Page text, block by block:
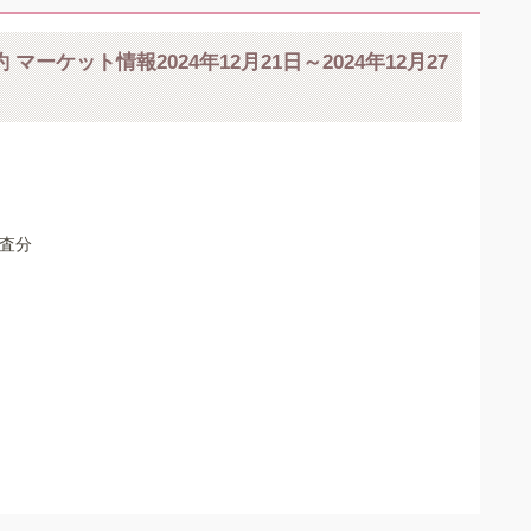
マーケット情報2024年12月21日～2024年12月27
分